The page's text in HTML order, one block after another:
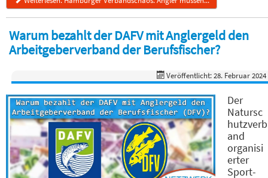
Warum bezahlt der DAFV mit Anglergeld den
Arbeitgeberverband der Berufsfischer?
Veröffentlicht: 28. Februar 2024
Der
Natursc
hutzverb
and
organisi
erter
Sport-